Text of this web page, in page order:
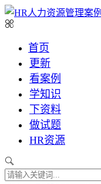
首页
更新
看案例
学知识
下资料
做试题
HR资源